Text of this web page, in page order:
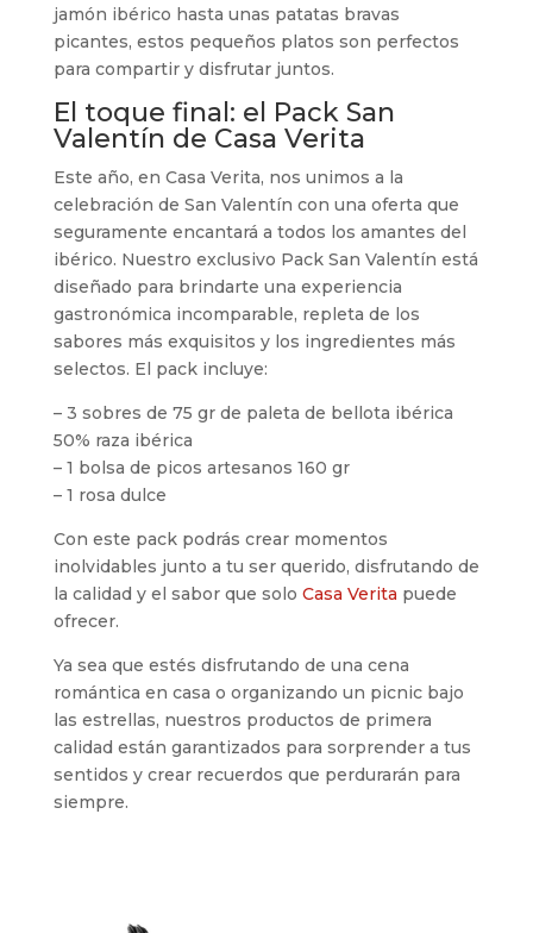
jamón ibérico hasta unas patatas bravas
picantes, estos pequeños platos son perfectos
para compartir y disfrutar juntos.
El toque final: el Pack San
Valentín de Casa Verita
Este año, en Casa Verita, nos unimos a la
celebración de San Valentín con una oferta que
seguramente encantará a todos los amantes del
ibérico. Nuestro exclusivo Pack San Valentín está
diseñado para brindarte una experiencia
gastronómica incomparable, repleta de los
sabores más exquisitos y los ingredientes más
selectos. El pack incluye:
– 3 sobres de 75 gr de paleta de bellota ibérica
50% raza ibérica
– 1 bolsa de picos artesanos 160 gr
– 1 rosa dulce
Con este pack podrás crear momentos
inolvidables junto a tu ser querido, disfrutando de
la calidad y el sabor que solo Casa Verita puede
ofrecer.
Ya sea que estés disfrutando de una cena
romántica en casa o organizando un picnic bajo
las estrellas, nuestros productos de primera
calidad están garantizados para sorprender a tus
sentidos y crear recuerdos que perdurarán para
siempre.